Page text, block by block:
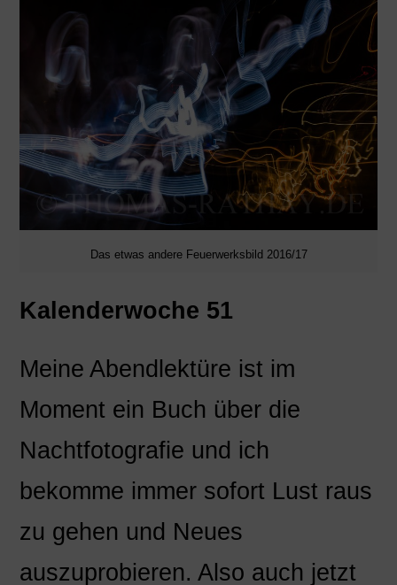
Das etwas andere Feuerwerksbild 2016/17
Kalenderwoche 51
Meine Abendlektüre ist im
Moment ein Buch über die
Nachtfotografie und ich
bekomme immer sofort Lust raus
zu gehen und Neues
auszuprobieren. Also auch jetzt